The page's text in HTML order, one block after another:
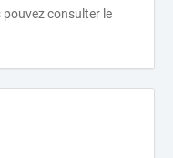
consulter le